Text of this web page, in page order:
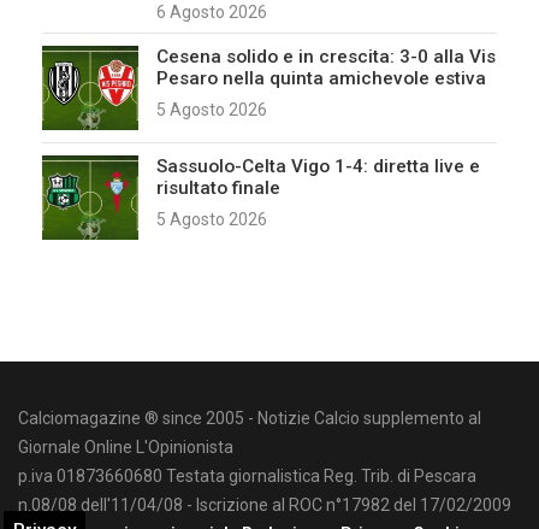
6 Agosto 2026
Cesena solido e in crescita: 3-0 alla Vis
Pesaro nella quinta amichevole estiva
5 Agosto 2026
Sassuolo-Celta Vigo 1-4: diretta live e
risultato finale
5 Agosto 2026
Calciomagazine ® since 2005 - Notizie Calcio supplemento al
Giornale Online L'Opinionista
p.iva 01873660680 Testata giornalistica Reg. Trib. di Pescara
n.08/08 dell'11/04/08 - Iscrizione al ROC n°17982 del 17/02/2009